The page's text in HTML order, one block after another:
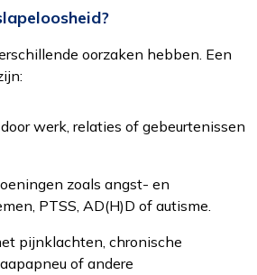
oorzaken hebben. Een
werk, relaties of gebeurtenissen
zoals angst- en
PTSS, AD(H)D of autisme.
pijnklachten, chronische
of andere